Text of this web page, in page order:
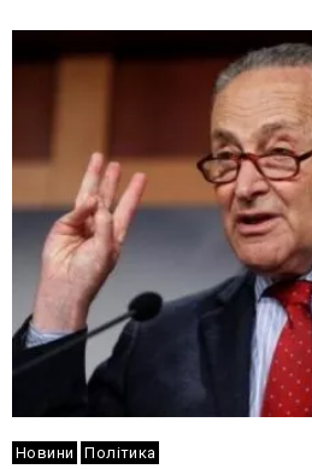
Новини Політика